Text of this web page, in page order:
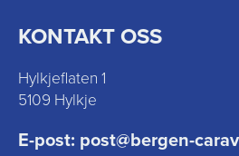
KONTAKT OSS
Hylkjeflaten 1
5109 Hylkje
E-post: post@bergen-